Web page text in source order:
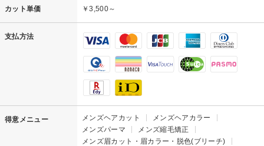
カット単価 ￥3,500～
支払方法
得意メニュー メンズヘアカット
メンズヘアカラー
メンズパーマ
メンズ縮毛矯正
メンズ眉カット・眉カラー・脱色(ブリーチ)